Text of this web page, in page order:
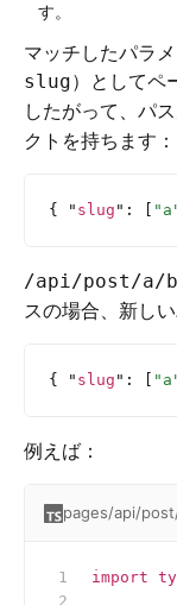
す。
マッチしたパラ
slug）としてペ
したがって、パス
クトを持ちます：
{ " slug " :
/api/post/a/b
スの場合、新し
{ " slug " :
例えば：
pages/api/
import